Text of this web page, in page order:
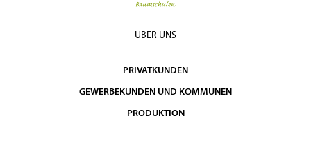
ÜBER UNS
PRIVATKUNDEN
GEWERBEKUNDEN UND KOMMUNEN
PRODUKTION